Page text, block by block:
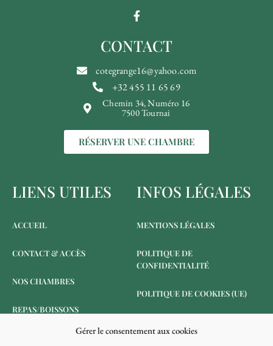
Gérer le consentement aux cookies
CONTACT
cotegrange16@yahoo.com
+32 455 11 65 69
Chemin 34, Numéro 16
7500 Tournai
RÉSERVER UNE CHAMBRE
LIENS UTILES
ACCUEIL
CONTACT & ACCÈS
NOS CHAMBRES
REPAS/BOISSONS
INFOS LÉGALES
MENTIONS LÉGALES
POLITIQUE DE
CONFIDENTIALITÉ
POLITIQUE DE COOKIES (UE)